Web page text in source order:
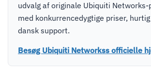
udvalg af originale Ubiquiti
med konkurrencedygtige priser,
dansk support.
Besøg Ubiquiti Networkss officielle